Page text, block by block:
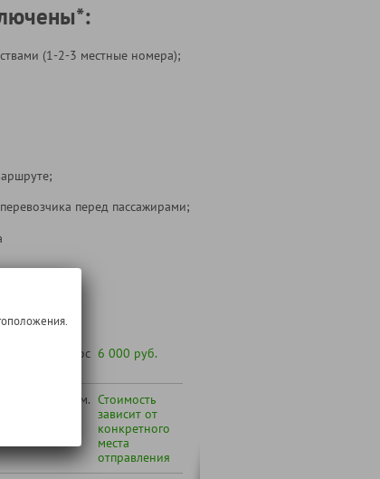
(1-2-3 местные номера);
перед пассажирами;
под запрос 6 000 руб.
города (см. Стоимость
зависит от
конкретного
места
отправления